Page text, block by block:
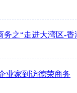
务之“走进大湾区-
业家到访德荣商务